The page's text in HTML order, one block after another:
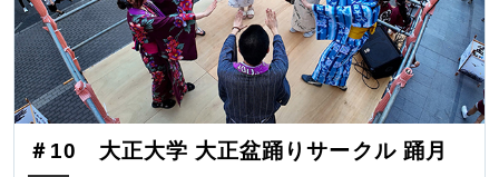
＃10 大正大学 大正盆踊りサークル 踊月